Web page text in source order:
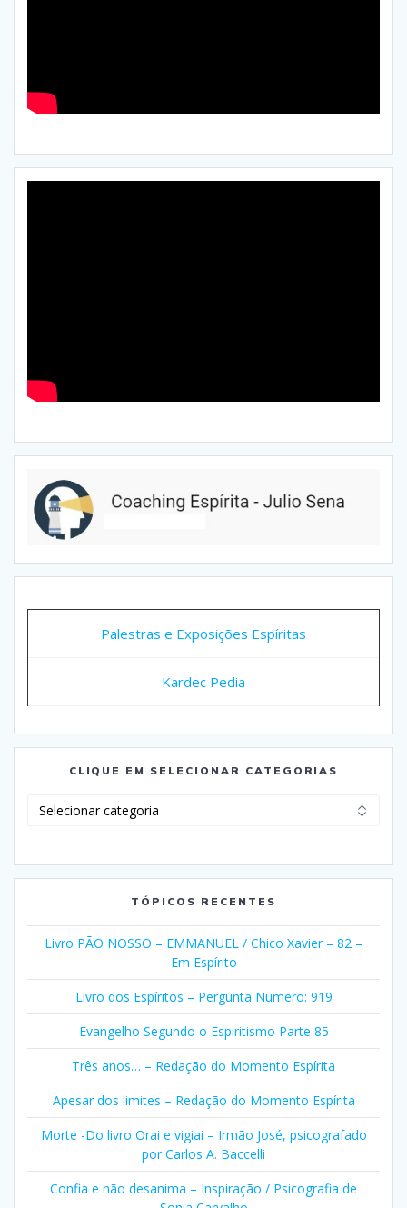
Palestras e Exposições Espíritas
Kardec Pedia
CLIQUE EM SELECIONAR CATEGORIAS
Categorias
TÓPICOS RECENTES
Livro PÃO NOSSO – EMMANUEL / Chico Xavier – 82 –
Em Espírito
Livro dos Espíritos – Pergunta Numero: 919
Evangelho Segundo o Espiritismo Parte 85
Três anos… – Redação do Momento Espírita
Apesar dos limites – Redação do Momento Espírita
Morte -Do livro Orai e vigiai – Irmão José, psicografado
por Carlos A. Baccelli
Confia e não desanima – Inspiração / Psicografia de